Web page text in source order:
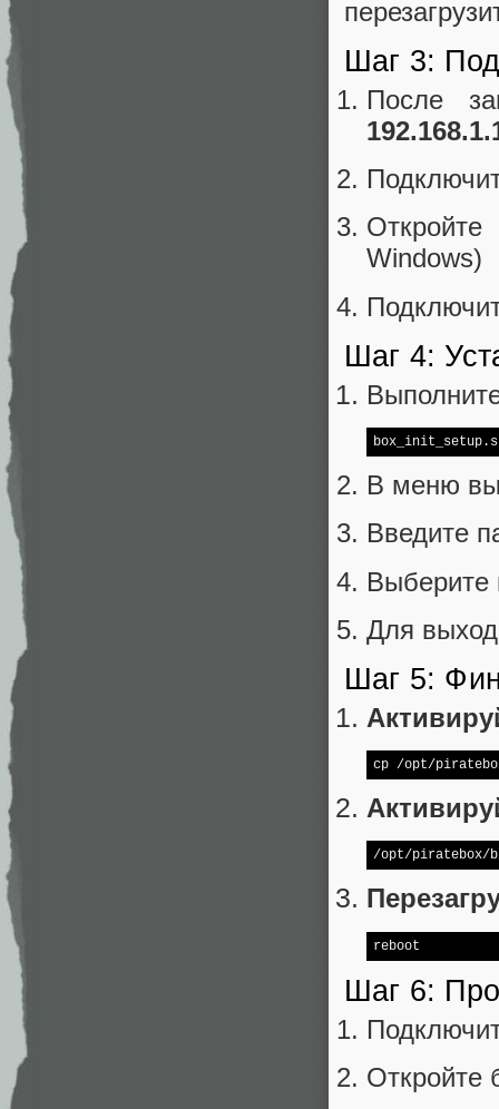
Шаг 3:
После
Windows)
Шаг 4:
В меню
Введите
Выберите
Для
Шаг 5:
cp /opt/
/opt/piratebox/
reboot
Шаг 6:
Откройте